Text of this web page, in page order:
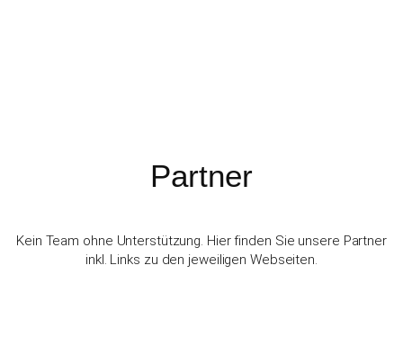
Partner
Kein Team ohne Unterstützung. Hier finden Sie unsere Partner
inkl. Links zu den jeweiligen Webseiten.